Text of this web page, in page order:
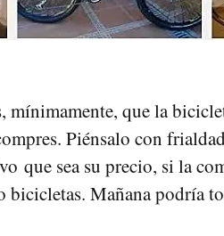
mínimamente, que la
Piénsalo con
que sea su precio, si la
bicicletas. Mañana podría